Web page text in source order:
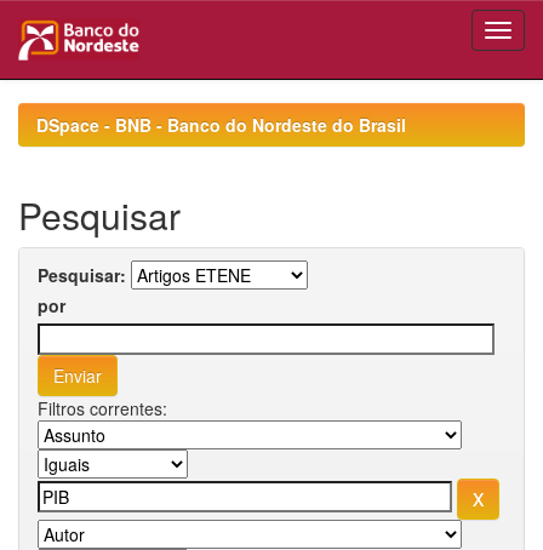
navigationDSpace - BNB - Banco do Nordeste do Brasil
Pesquisar
Pesquisar:
por
Filtros correntes: